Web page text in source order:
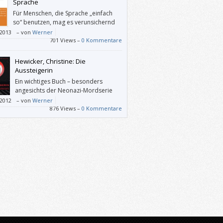
Sprache
Für Menschen, die Sprache „einfach
so“ benutzen, mag es verunsichernd
sein, dass deren Möglichkeiten
sind. – Der Gegenstand von Mitgutsch‘
ist das, was – vor allem in der
– gerade noch und was nicht mehr
werden kann.
– von Werner
701 Views – 0 Kommentare
Hewicker, Christine: Die
Aussteigerin
Ein wichtiges Buch – besonders
angesichts der Neonazi-Mordserie
zwischen 2000 und 2006. Darüber
gibt es auch über die Neonazi-Thematik
zu denken, zum Beispiel: Wie geht man
– von Werner
876 Views – 0 Kommentare